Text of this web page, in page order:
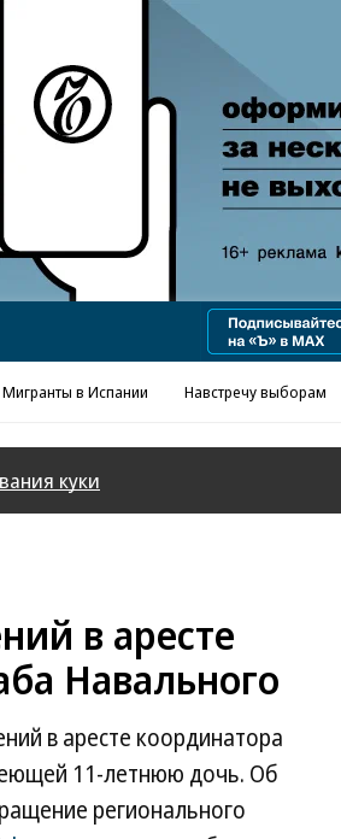
«Ъ» www.kommersant.ru/ad
Мигранты в Испании Навстречу выборам
куки
в аресте
Навального
в аресте координатора
11-летнюю дочь. Об
регионального